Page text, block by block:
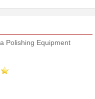
Polishing Equipment